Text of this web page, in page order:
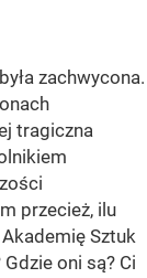
zachwycona.
tragiczna
przecież, ilu
Sztuk
oni są? Ci